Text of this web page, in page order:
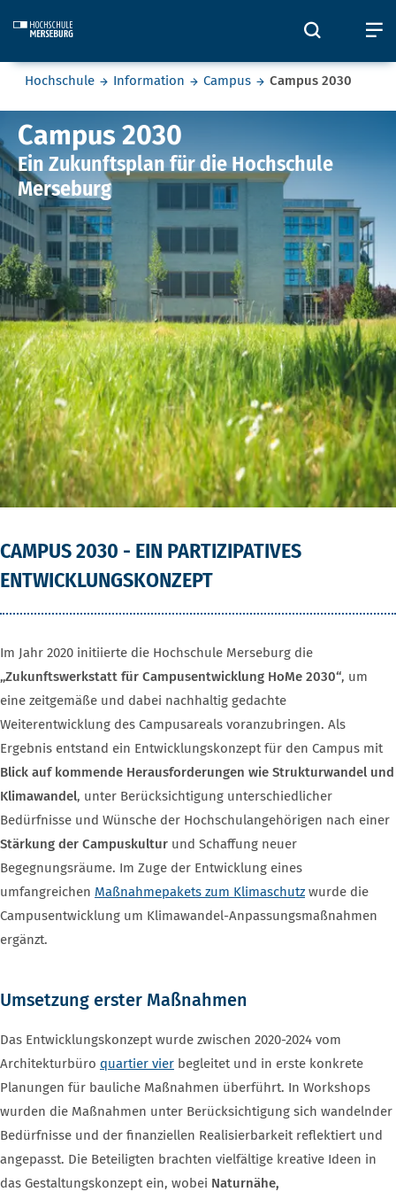
Öffnet
Sie befinden sich hier:
Hochschule Information Campus Campus 2030
Campus 2030
Campus 2030
Ein Zukunftsplan für die Hochschule
Merseburg
CAMPUS 2030 - EIN PARTIZIPATIVES
ENTWICKLUNGSKONZEPT
Im Jahr 2020 initiierte die Hochschule Merseburg die
„Zukunftswerkstatt für Campusentwicklung HoMe 2030“, um
eine zeitgemäße und dabei nachhaltig gedachte
Weiterentwicklung des Campusareals voranzubringen. Als
Ergebnis entstand ein Entwicklungskonzept für den Campus mit
Blick auf kommende Herausforderungen wie Strukturwandel und
Klimawandel, unter Berücksichtigung unterschiedlicher
Bedürfnisse und Wünsche der Hochschulangehörigen nach einer
Stärkung der Campuskultur und Schaffung neuer
Begegnungsräume. Im Zuge der Entwicklung eines
umfangreichen Maßnahmepakets zum Klimaschutz wurde die
Campusentwicklung um Klimawandel-Anpassungsmaßnahmen
ergänzt.
Umsetzung erster Maßnahmen
Das Entwicklungskonzept wurde zwischen 2020-2024 vom
Architekturbüro quartier vier begleitet und in erste konkrete
Planungen für bauliche Maßnahmen überführt. In Workshops
wurden die Maßnahmen unter Berücksichtigung sich wandelnder
Bedürfnisse und der finanziellen Realisierbarkeit reflektiert und
angepasst. Die Beteiligten brachten vielfältige kreative Ideen in
das Gestaltungskonzept ein, wobei Naturnähe,